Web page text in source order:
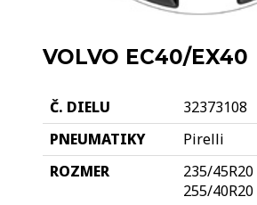
VOLVO EC40/EX40
32373108
Pirelli
235/45R20
255/40R20